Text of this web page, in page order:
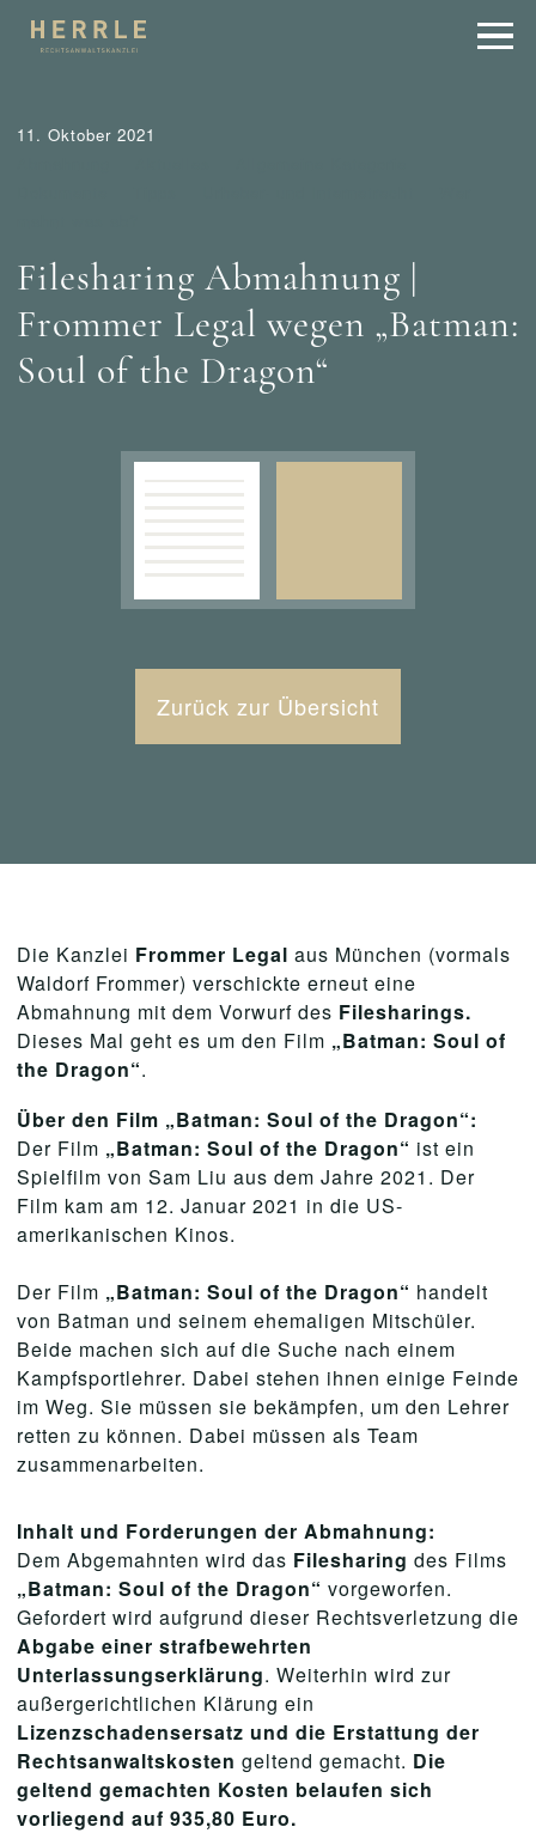
11. Oktober 2021
Filesharing Abmahnung |
Frommer Legal wegen „Batman:
Soul of the Dragon“
Zurück zur Übersicht
Die Kanzlei Frommer Legal aus München (vormals
Waldorf Frommer) verschickte erneut eine
Abmahnung mit dem Vorwurf des Filesharings.
Dieses Mal geht es um den Film „Batman: Soul of
the Dragon“.
Über den Film „Batman: Soul of the Dragon“:
Der Film „Batman: Soul of the Dragon“ ist ein
Spielfilm von Sam Liu aus dem Jahre 2021. Der
Film kam am 12. Januar 2021 in die US-
amerikanischen Kinos.
Der Film „Batman: Soul of the Dragon“ handelt
von Batman und seinem ehemaligen Mitschüler.
Beide machen sich auf die Suche nach einem
Kampfsportlehrer. Dabei stehen ihnen einige Feinde
im Weg. Sie müssen sie bekämpfen, um den Lehrer
retten zu können. Dabei müssen als Team
zusammenarbeiten.
Inhalt und Forderungen der Abmahnung:
Dem Abgemahnten wird das Filesharing des Films
„Batman: Soul of the Dragon“ vorgeworfen.
Gefordert wird aufgrund dieser Rechtsverletzung die
Abgabe einer strafbewehrten
Unterlassungserklärung. Weiterhin wird zur
außergerichtlichen Klärung ein
Lizenzschadensersatz und die Erstattung der
Rechtsanwaltskosten geltend gemacht. Die
geltend gemachten Kosten belaufen sich
vorliegend auf 935,80 Euro.